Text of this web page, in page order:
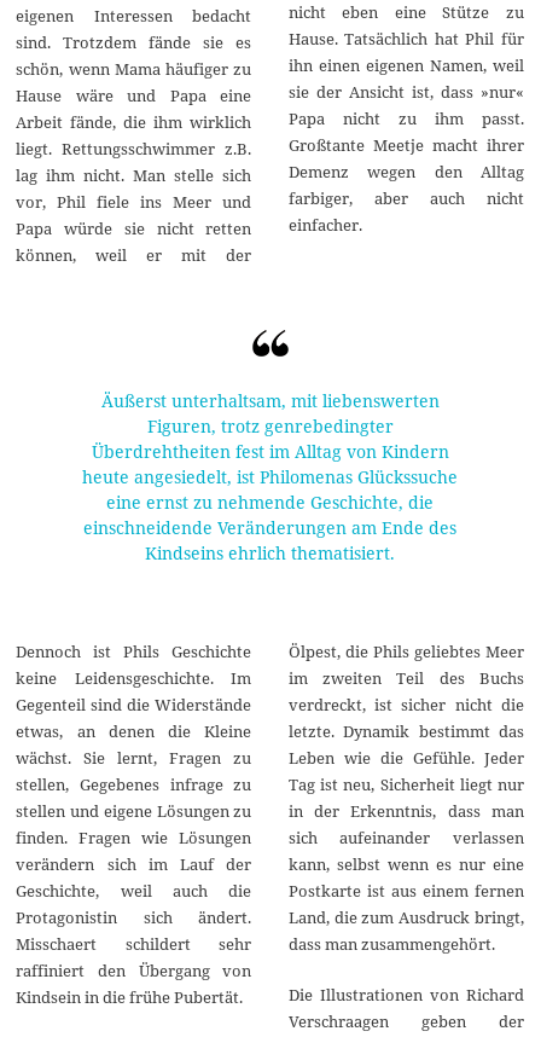
eigenen Interessen bedacht
sind. Trotzdem fände sie es
schön, wenn Mama häufiger zu
Hause wäre und Papa eine
Arbeit fände, die ihm wirklich
liegt. Rettungsschwimmer z.B.
lag ihm nicht. Man stelle sich
vor, Phil fiele ins Meer und
Papa würde sie nicht retten
können, weil er mit der
nicht eben eine Stütze zu
Hause. Tatsächlich hat Phil für
ihn einen eigenen Namen, weil
sie der Ansicht ist, dass »nur«
Papa nicht zu ihm passt.
Großtante Meetje macht ihrer
Demenz wegen den Alltag
farbiger, aber auch nicht
einfacher.
Äußerst unterhaltsam, mit liebenswerten
Figuren, trotz genrebedingter
Überdrehtheiten fest im Alltag von Kindern
heute angesiedelt, ist Philomenas Glückssuche
eine ernst zu nehmende Geschichte, die
einschneidende Veränderungen am Ende des
Kindseins ehrlich thematisiert.
Dennoch ist Phils Geschichte
keine Leidensgeschichte. Im
Gegenteil sind die Widerstände
etwas, an denen die Kleine
wächst. Sie lernt, Fragen zu
stellen, Gegebenes infrage zu
stellen und eigene Lösungen zu
finden. Fragen wie Lösungen
verändern sich im Lauf der
Geschichte, weil auch die
Protagonistin sich ändert.
Misschaert schildert sehr
raffiniert den Übergang von
Kindsein in die frühe Pubertät.
Ölpest, die Phils geliebtes Meer
im zweiten Teil des Buchs
verdreckt, ist sicher nicht die
letzte. Dynamik bestimmt das
Leben wie die Gefühle. Jeder
Tag ist neu, Sicherheit liegt nur
in der Erkenntnis, dass man
sich aufeinander verlassen
kann, selbst wenn es nur eine
Postkarte ist aus einem fernen
Land, die zum Ausdruck bringt,
dass man zusammengehört.
Die Illustrationen von Richard
Verschraagen geben der